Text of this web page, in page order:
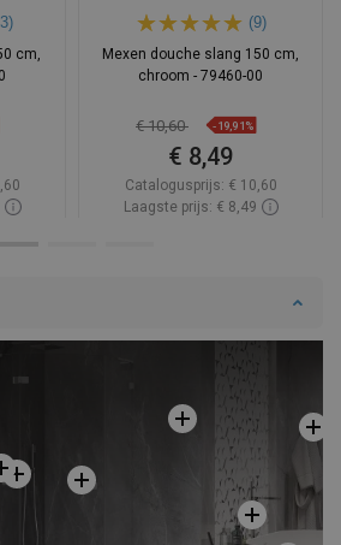
cm,
(9)
Mexen douche slang 150 cm,
chroom - 79460-00
€ 10,60 -19,91%
€ 8,49
Catalogusprijs: € 10,60
Laagste prijs: € 8,49